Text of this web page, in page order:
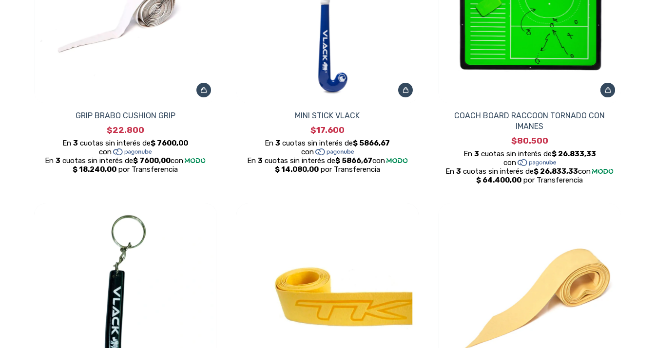
GRIP BRABO CUSHION GRIP
$22.800
MINI STICK VLACK
$17.600
COACH BOARD RACCOON TORNADO CON
IMANES
$80.500